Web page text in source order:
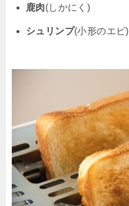
鹿肉(しかにく)
シュリンプ(小形のエビ)